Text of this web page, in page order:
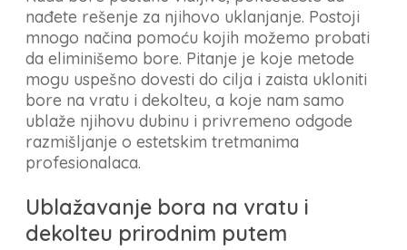
nađete rešenje za njihovo uklanjanje. Postoji
mnogo načina pomoću kojih možemo probati
da eliminišemo bore. Pitanje je koje metode
mogu uspešno dovesti do cilja i zaista ukloniti
bore na vratu i dekolteu, a koje nam samo
ublaže njihovu dubinu i privremeno odgode
razmišljanje o estetskim tretmanima
profesionalaca.
Ublažavanje bora na vratu i
dekolteu prirodnim putem